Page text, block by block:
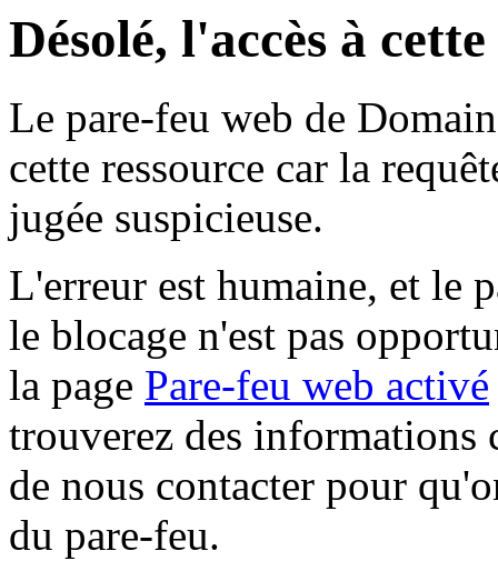
Désolé, l'accès à
Le pare-feu web de
cette ressource car la
jugée suspicieuse.
L'erreur est humaine, et le
le blocage n'est pas
la page Pare-feu web activé
trouverez des informations
de nous contacter pour
du pare-feu.